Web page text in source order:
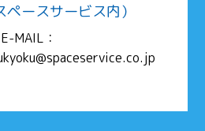
ペースサービス内）
E-MAIL：